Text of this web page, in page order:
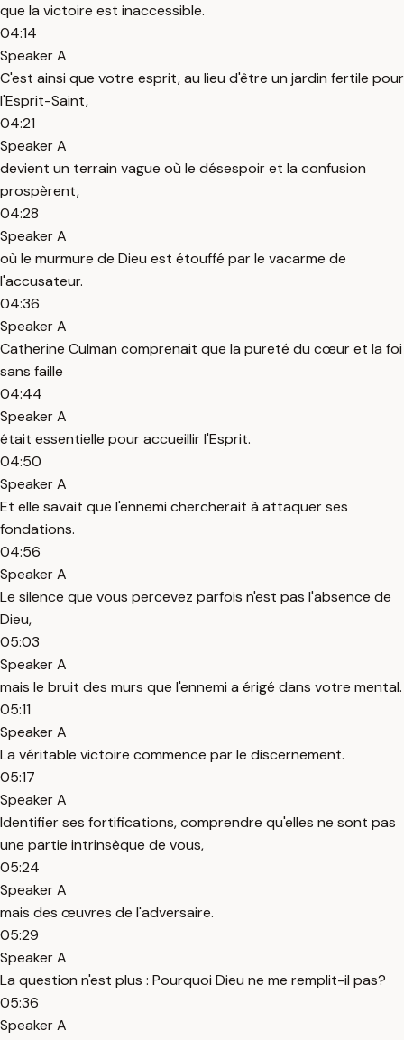
que la victoire est inaccessible.
04:14
Speaker A
C'est ainsi que votre esprit, au lieu d'être un jardin fertile pour
l'Esprit-Saint,
04:21
Speaker A
devient un terrain vague où le désespoir et la confusion
prospèrent,
04:28
Speaker A
où le murmure de Dieu est étouffé par le vacarme de
l'accusateur.
04:36
Speaker A
Catherine Culman comprenait que la pureté du cœur et la foi
sans faille
04:44
Speaker A
était essentielle pour accueillir l'Esprit.
04:50
Speaker A
Et elle savait que l'ennemi chercherait à attaquer ses
fondations.
04:56
Speaker A
Le silence que vous percevez parfois n'est pas l'absence de
Dieu,
05:03
Speaker A
mais le bruit des murs que l'ennemi a érigé dans votre mental.
05:11
Speaker A
La véritable victoire commence par le discernement.
05:17
Speaker A
Identifier ses fortifications, comprendre qu'elles ne sont pas
une partie intrinsèque de vous,
05:24
Speaker A
mais des œuvres de l'adversaire.
05:29
Speaker A
La question n'est plus : Pourquoi Dieu ne me remplit-il pas?
05:36
Speaker A